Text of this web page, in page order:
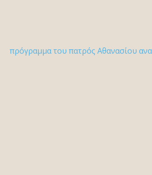
πρόγραμμα του πατρός Αθανασίου